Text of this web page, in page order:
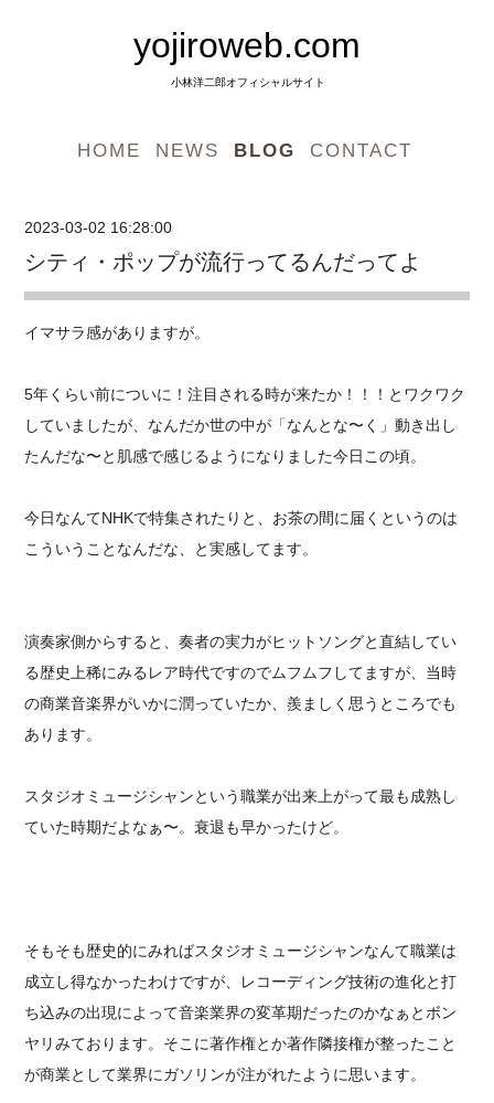
yojiroweb.com
小林洋二郎オフィシャルサイト
HOME NEWS BLOG CONTACT
2023-03-02 16:28:00
シティ・ポップが流行ってるんだってよ
イマサラ感がありますが。
5年くらい前についに！注目される時が来たか！！！とワクワク
していましたが、なんだか世の中が「なんとな〜く」動き出し
たんだな〜と肌感で感じるようになりました今日この頃。
今日なんてNHKで特集されたりと、お茶の間に届くというのは
こういうことなんだな、と実感してます。
演奏家側からすると、奏者の実力がヒットソングと直結してい
る歴史上稀にみるレア時代ですのでムフムフしてますが、当時
の商業音楽界がいかに潤っていたか、羨ましく思うところでも
あります。
スタジオミュージシャンという職業が出来上がって最も成熟し
ていた時期だよなぁ〜。衰退も早かったけど。
そもそも歴史的にみればスタジオミュージシャンなんて職業は
成立し得なかったわけですが、レコーディング技術の進化と打
ち込みの出現によって音楽業界の変革期だったのかなぁとボン
ヤリみております。そこに著作権とか著作隣接権が整ったこと
が商業として業界にガソリンが注がれたように思います。